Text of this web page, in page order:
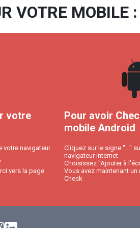
VOTRE MOBILE :
votre
votre navigateur
vers la page
Pour avoir
mobile Android
Cliquez sur le signe "..."
navigateur internet
Choisissez "Ajouter à
Vous avez maintenant
Check